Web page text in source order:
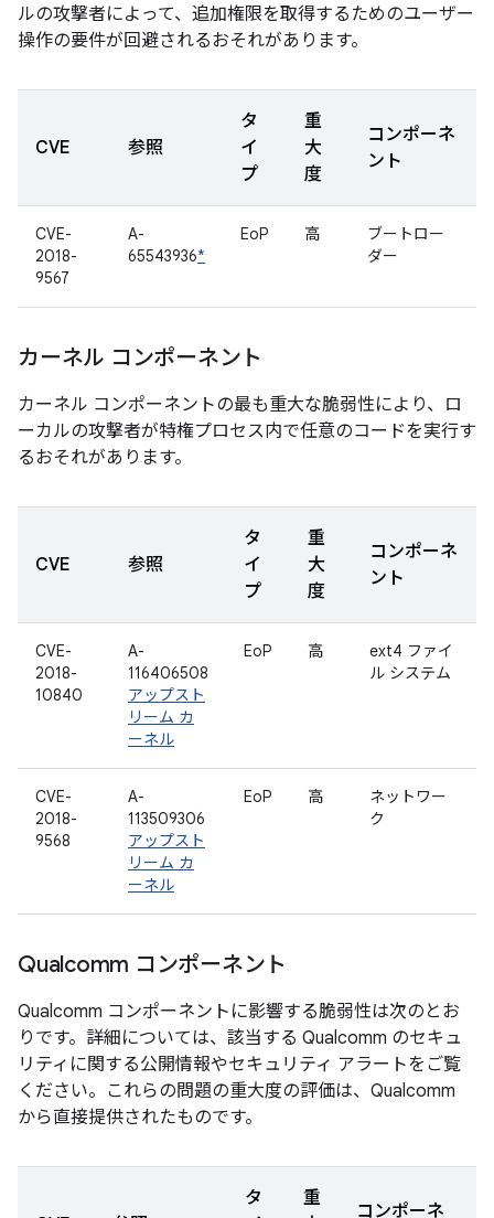
ルの攻撃者によって、追加権限を取得するためのユーザー
操作の要件が回避されるおそれがあります。
CVE 参照
タ
イ
プ
重
大
度
コンポーネ
ント
CVE-
2018-
9567
A-
65543936*
EoP 高
ブートロー
ダー
カーネル コンポーネント
カーネル コンポーネントの最も重大な脆弱性により、ロ
ーカルの攻撃者が特権プロセス内で任意のコードを実行す
るおそれがあります。
CVE 参照
タ
イ
プ
重
大
度
コンポーネ
ント
CVE-
2018-
10840
A-
116406508
アップスト
リーム カ
ーネル
EoP 高
ext4 ファイ
ル システム
CVE-
2018-
9568
A-
113509306
アップスト
リーム カ
ーネル
EoP 高
ネットワー
ク
Qualcomm コンポーネント
Qualcomm コンポーネントに影響する脆弱性は次のとお
りです。詳細については、該当する Qualcomm のセキュ
リティに関する公開情報やセキュリティ アラートをご覧
ください。これらの問題の重大度の評価は、Qualcomm
から直接提供されたものです。
タ
重
コンポーネ